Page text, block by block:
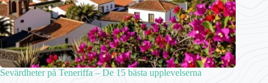
Sevärdheter på Teneriffa – De 15 bästa upplevelserna